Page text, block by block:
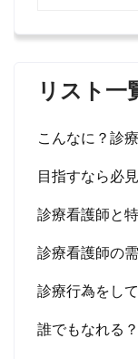
リスト一
こんなに？診
目指すなら必
診療看護師と
診療看護師の
診療行為をし
誰でもなれる